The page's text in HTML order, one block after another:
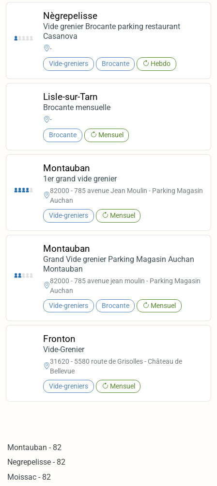
Nègrepelisse
Vide grenier Brocante parking restaurant
Casanova
-
Vide-greniers Brocante Hebdo
Lisle-sur-Tarn
Brocante mensuelle
-
Brocante Mensuel
Montauban
1er grand vide grenier
82000 - 785 avenue Jean Moulin - Parking Magasin
Auchan
Vide-greniers Mensuel
Montauban
Grand Vide grenier Parking Magasin Auchan
Montauban
82000 - 785 avenue jean moulin - Parking Magasin
Auchan
Vide-greniers Brocante Mensuel
Fronton
Vide-Grenier
31620 - 5580 route de Grisolles - Château de
Bellevue
Vide-greniers Mensuel
Montauban - 82
Negrepelisse - 82
Moissac - 82